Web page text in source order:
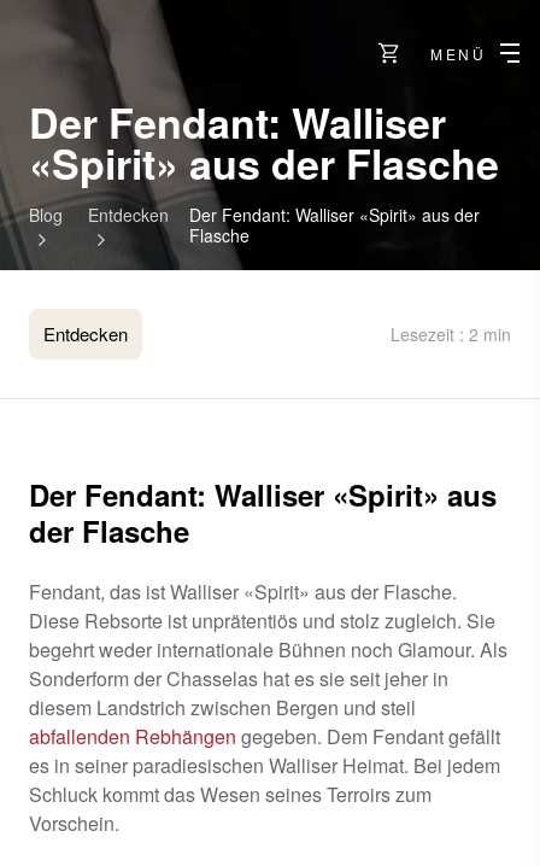
MENÜ
Der Fendant: Walliser
«Spirit» aus der Flasche
Blog Entdecken
Der Fendant: Walliser «Spirit» aus der
Flasche
Entdecken Lesezeit : 2 min
Der Fendant: Walliser «Spirit» aus
der Flasche
Fendant, das ist Walliser «Spirit» aus der Flasche.
Diese Rebsorte ist unprätentiös und stolz zugleich. Sie
begehrt weder internationale Bühnen noch Glamour. Als
Sonderform der Chasselas hat es sie seit jeher in
diesem Landstrich zwischen Bergen und steil
abfallenden Rebhängen gegeben. Dem Fendant gefällt
es in seiner paradiesischen Walliser Heimat. Bei jedem
Schluck kommt das Wesen seines Terroirs zum
Vorschein.